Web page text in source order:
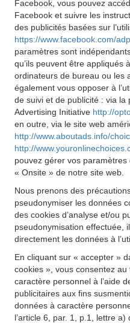
Facebook, vous pouvez
Facebook et suivre les
des publicités basées sur
https://www.facebook.com/
paramètres sont
qu’ils peuvent être appliqués
ordinateurs de bureau ou les
également vous opposer à
de suivi et de publicité : via la
Advertising Initiative http://
en outre, via le site web
http://www.aboutads.info/
http://
pouvez gérer vos
« Onsite » de notre site web.
Nous prenons des
pseudonymiser les données
des cookies d’analyse et/ou
pseudonymisation effectuée,
directement les données à
En cliquant sur « accepter »
cookies », vous consentez
caractère personnel à l’aide
publicitaires aux fins
données à caractère
l’article 6, par. 1, p.1, lettre a)